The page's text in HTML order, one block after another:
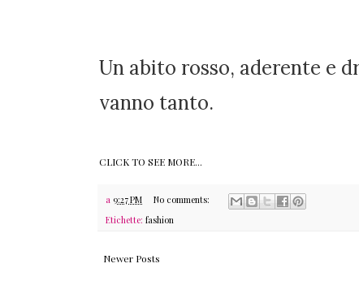
Un abito rosso, aderente e
vanno tanto.
CLICK TO SEE MORE...
a 9:27 PM
No comments:
Etichette: fashion
Newer Posts